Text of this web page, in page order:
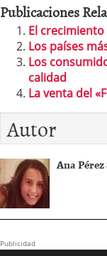
Publicaciones
El
Los países
Los
calidad
La venta del
Autor
Ana
Publicidad